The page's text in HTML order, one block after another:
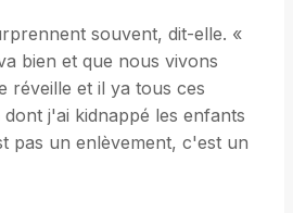
souvent, dit-elle. «
bien et que nous vivons
réveille et il ya tous ces
j'ai kidnappé les enfants
pas un enlèvement, c'est un